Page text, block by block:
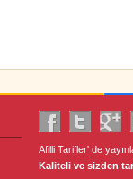
Afilli Tarifler' de
Kaliteli ve sizden